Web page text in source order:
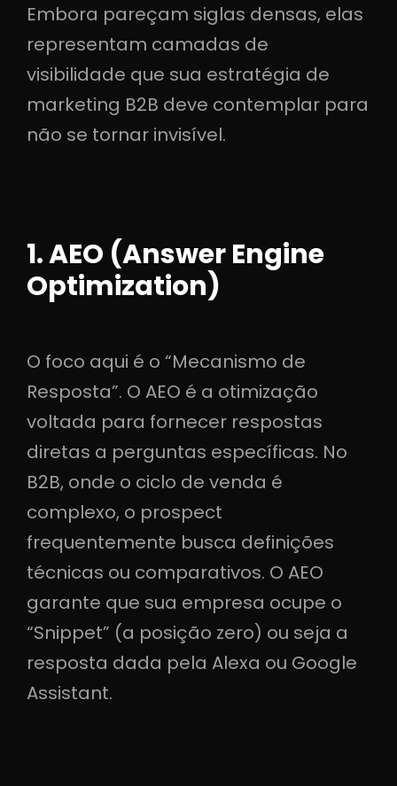
Embora pareçam siglas densas, elas
representam camadas de
visibilidade que sua estratégia de
marketing B2B deve contemplar para
não se tornar invisível.
1. AEO (Answer Engine
Optimization)
O foco aqui é o “Mecanismo de
Resposta”. O AEO é a otimização
voltada para fornecer respostas
diretas a perguntas específicas. No
B2B, onde o ciclo de venda é
complexo, o prospect
frequentemente busca definições
técnicas ou comparativos. O AEO
garante que sua empresa ocupe o
“Snippet” (a posição zero) ou seja a
resposta dada pela Alexa ou Google
Assistant.